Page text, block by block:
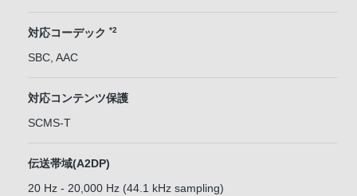
対応コーデック *2
SBC, AAC
対応コンテンツ保護
SCMS-T
伝送帯域(A2DP)
20 Hz - 20,000 Hz (44.1 kHz sampling)